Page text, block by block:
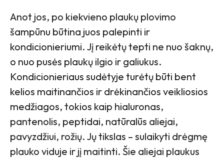
Anot jos, po kiekvieno plaukų plovimo
šampūnu būtina juos palepinti ir
kondicionieriumi. Jį reikėtų tepti ne nuo šaknų,
o nuo pusės plaukų ilgio ir galiukus.
Kondicionieriaus sudėtyje turėtų būti bent
kelios maitinančios ir drėkinančios veikliosios
medžiagos, tokios kaip hialuronas,
pantenolis, peptidai, natūralūs aliejai,
pavyzdžiui, rožių. Jų tikslas – sulaikyti drėgmę
plauko viduje ir jį maitinti. Šie aliejai plaukus